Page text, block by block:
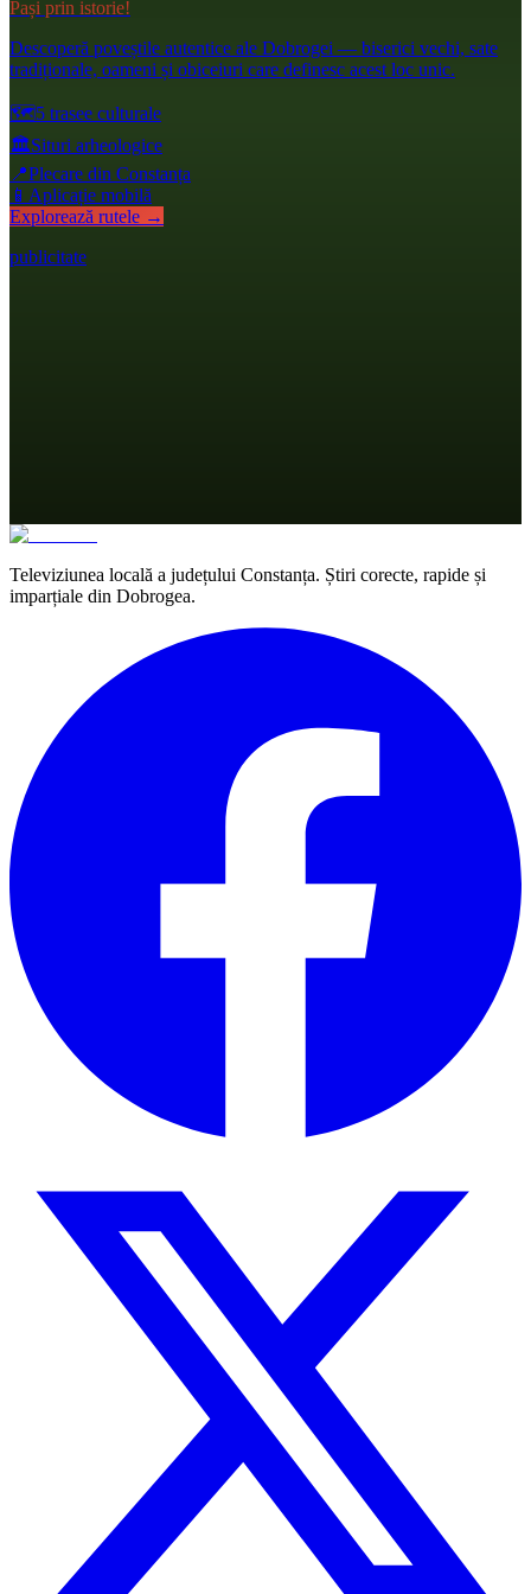
Pași prin istorie!
Descoperă poveștile autentice ale Dobrogei — biserici vechi, sate
tradiționale, oameni și obiceiuri care definesc acest loc unic.
🗺️5 trasee culturale
🏛️Situri arheologice
📍Plecare din Constanța
📱 Aplicație mobilă
Explorează rutele →
publicitate
Televiziunea locală a județului Constanța. Știri corecte, rapide și
imparțiale din Dobrogea.